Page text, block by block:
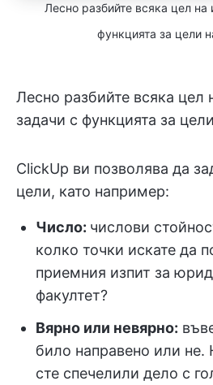
Лесно разбийте всяка цел
функцията за цели
Лесно разбийте всяка цел
задачи с функцията за
ClickUp ви позволява да
цели, като например:
Число: числови
колко точки искате да
приемния изпит за
факултет?
Вярно или невярно:
било направено или
сте спечелили дело с